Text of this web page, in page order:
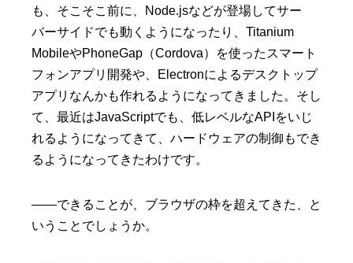
も、そこそこ前に、Node.jsなどが登場してサー
バーサイドでも動くようになったり、Titanium
MobileやPhoneGap（Cordova）を使ったスマート
フォンアプリ開発や、Electronによるデスクトップ
アプリなんかも作れるようになってきました。そし
て、最近はJavaScriptでも、低レベルなAPIをいじ
れるようになってきて、ハードウェアの制御もでき
るようになってきたわけです。
——できることが、ブラウザの枠を超えてきた、と
いうことでしょうか。